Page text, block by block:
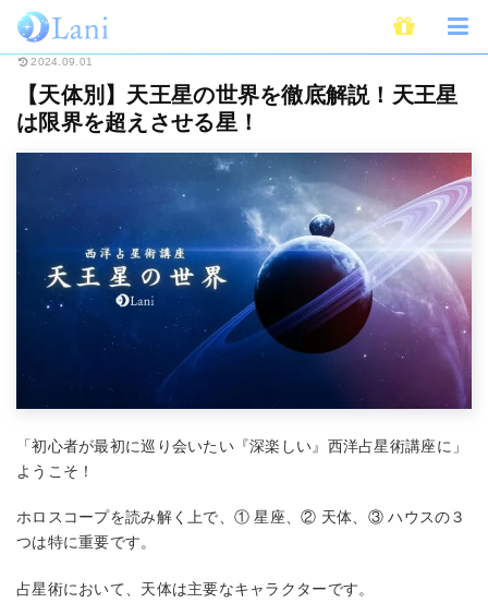
ホーム 占い 【天体別】天
2024.09.01
【天体別】天王星の世界を徹底解説！天王星
は限界を超えさせる星！
「初心者が最初に巡り会いたい『深楽しい』西洋占星術講座に」
ようこそ！
ホロスコープを読み解く上で、① 星座、② 天体、③ ハウスの３
つは特に重要です。
占星術において、天体は主要なキャラクターです。